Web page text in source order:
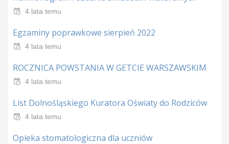
4 lata temu
Egzaminy poprawkowe sierpień 2022
4 lata temu
ROCZNICA POWSTANIA W GETCIE WARSZAWSKIM
4 lata temu
List Dolnośląskiego Kuratora Oświaty do Rodziców
4 lata temu
Opieka stomatologiczna dla uczniów